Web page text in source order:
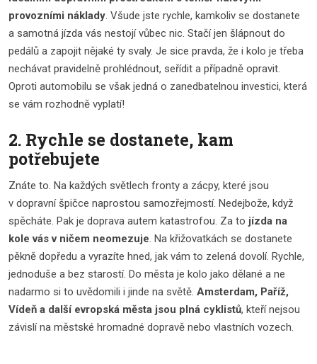
provozními náklady. Všude jste rychle, kamkoliv se dostanete
a samotná jízda vás nestojí vůbec nic. Stačí jen šlápnout do
pedálů a zapojit nějaké ty svaly. Je sice pravda, že i kolo je třeba
nechávat pravidelně prohlédnout, seřídit a případně opravit.
Oproti automobilu se však jedná o zanedbatelnou investici, která
se vám rozhodně vyplatí!
2. Rychle se dostanete, kam
potřebujete
Znáte to. Na každých světlech fronty a zácpy, které jsou
v dopravní špičce naprostou samozřejmostí. Nedejbože, když
spěcháte. Pak je doprava autem katastrofou. Za to jízda na
kole vás v ničem neomezuje. Na křižovatkách se dostanete
pěkně dopředu a vyrazíte hned, jak vám to zelená dovolí. Rychle,
jednoduše a bez starostí. Do města je kolo jako dělané a ne
nadarmo si to uvědomili i jinde na světě. Amsterdam, Paříž,
Vídeň a další evropská města jsou plná cyklistů, kteří nejsou
závislí na městské hromadné dopravě nebo vlastních vozech.